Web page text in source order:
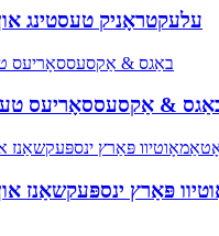
עלעקטראָניק טעסטינג
& אַקסעססאָריעס
פּאַרץ ינספּעקשאַנז